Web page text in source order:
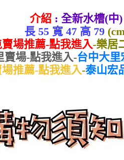
介紹 : 全新水槽(中)
長 55 寬 47 高 79
場推薦-點我進入-樂居
賣場-點我進入-台中大里
推薦-點我進入-泰山宏